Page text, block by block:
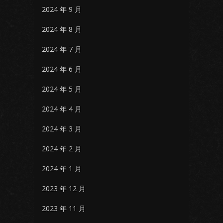
2024 年 9 月
2024 年 8 月
2024 年 7 月
2024 年 6 月
2024 年 5 月
2024 年 4 月
2024 年 3 月
2024 年 2 月
2024 年 1 月
2023 年 12 月
2023 年 11 月